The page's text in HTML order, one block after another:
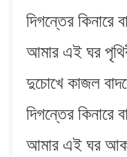
দিগন্তের
আমার এই ঘর​
দুচোখে কাজল
দিগন্তের
আমার এই ঘর​